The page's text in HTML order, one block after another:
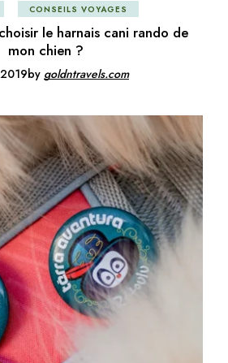
CONSEILS VOYAGES
le harnais cani rando de
mon chien ?
by goldntravels.com